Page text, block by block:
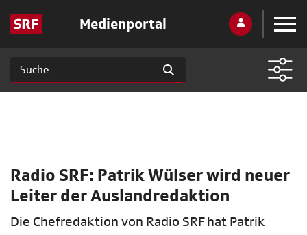
Medienportal
Radio SRF: Patrik Wülser wird neuer
Leiter der Auslandredaktion
Die Chefredaktion von Radio SRF hat Patrik